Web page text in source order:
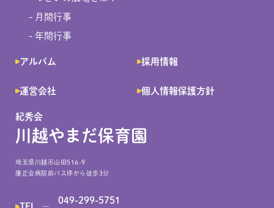
紀秀会
川越やまだ保育園
埼玉県川越市山田516-9
康正会病院前バス停から徒歩3分
049-299-5751
- 月間行事
- 年間行事
アルバム 採用情報
運営会社 個人情報保護方針